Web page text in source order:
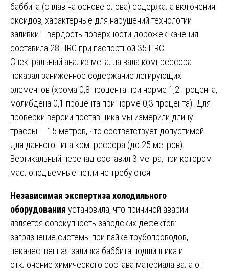
баббита (сплав на основе олова) содержала включения
оксидов, характерные для нарушений технологии
заливки. Твёрдость поверхности дорожек качения
составила 28 HRC при паспортной 35 HRC.
Спектральный анализ металла вала компрессора
показал заниженное содержание легирующих
элементов (хрома 0,8 процента при норме 1,2 процента,
молибдена 0,1 процента при норме 0,3 процента). Для
проверки версии поставщика мы измерили длину
трассы — 15 метров, что соответствует допустимой
для данного типа компрессора (до 25 метров).
Вертикальный перепад составил 3 метра, при котором
маслоподъёмные петли не требуются.
Независимая экспертиза холодильного
оборудования установила, что причиной аварии
является совокупность заводских дефектов:
загрязнение системы при пайке трубопроводов,
некачественная заливка баббита подшипника и
отклонение химического состава материала вала от